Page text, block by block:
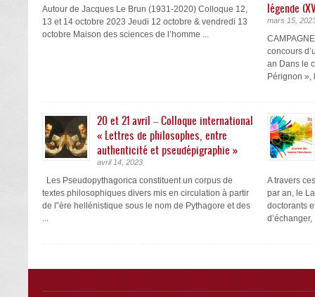
Autour de Jacques Le Brun (1931-2020) Colloque 12,
13 et 14 octobre 2023 Jeudi 12 octobre & vendredi 13
octobre Maison des sciences de l’homme ...
légende
mars 15,
concours
an Dans le
Pérignon »,
20 et 21 avril – Colloque international
« Lettres de philosophes, entre
authenticité et pseudépigraphie »
avril 14, 2023
Les Pseudopythagorica constituent un corpus de
textes philosophiques divers mis en circulation à partir
de l‟ère hellénistique sous le nom de Pythagore et des
...
A travers
par an, le
doctorants
d’échanger,